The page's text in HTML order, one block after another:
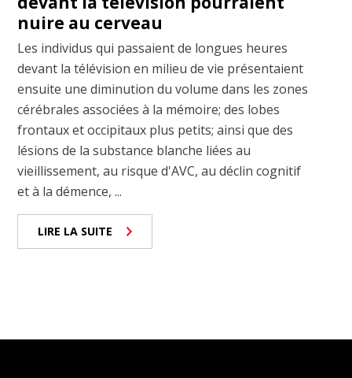
nuire au cerveau
Les individus qui passaient de longues heures
devant la télévision en milieu de vie présentaient
ensuite une diminution du volume dans les zones
cérébrales associées à la mémoire; des lobes
frontaux et occipitaux plus petits; ainsi que des
lésions de la substance blanche liées au
vieillissement, au risque d'AVC, au déclin cognitif
et à la démence, ...
LIRE LA SUITE